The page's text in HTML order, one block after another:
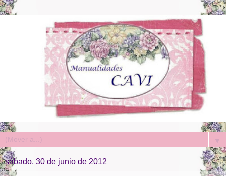
▼
sábado, 30 de junio de 2012